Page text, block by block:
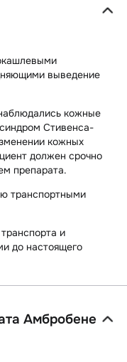
выведение
кожные
Стивенса-
кожных
должен срочно
препарата.
транспортными
и
до настоящего
Амбробене